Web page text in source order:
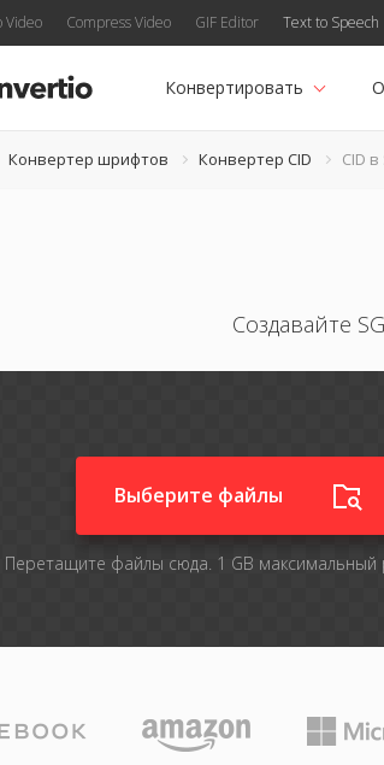
Video Compress Video GIF Editor Text to Speech
Конвертировать
Конвертер шрифтов Конвертер CID CID в
Создавайте
Выберите файлы
Перетащите файлы сюда. 1 GB максимальный